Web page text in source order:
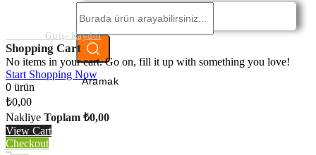
Aramak
Giriş- Kaydol
Shopping Cart
No items in your cart. Go on, fill it up with something you love!
Start Shopping Now
0 ürün
₺0,00
Nakliye Toplam ₺0,00
View Cart
Checkout